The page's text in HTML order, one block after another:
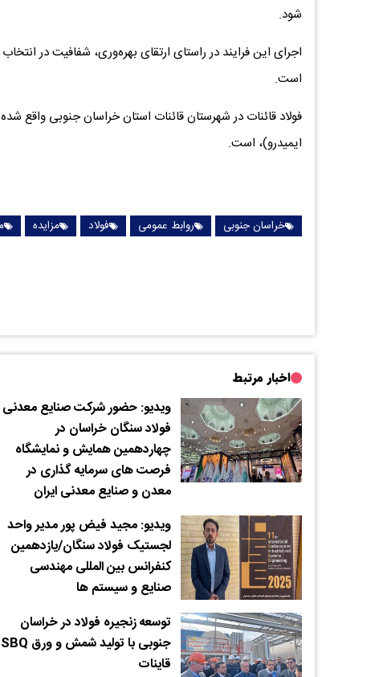
شود.
اجرای این فرایند در راستای ارتقای بهره‌وری، شفافیت در
است.
فولاد قائنات در شهرستان قائنات استان خراسان جنوبی واقع
ایمیدرو)، است.
خراسان جنوبی روابط عمومی فولاد مزایده
اخبار مرتبط
ویدیو: حضور شرکت صنایع معدنی
فولاد سنگان خراسان در
چهاردهمین همایش و نمایشگاه
فرصت های سرمایه گذاری در
معدن و صنایع معدنی ایران
ویدیو: مجید فیض پور مدیر واحد
لجستیک فولاد سنگان/یازدهمین
کنفرانس بین المللی مهندسی
صنایع و سیستم ها
توسعه زنجیره فولاد در خراسان
جنوبی با تولید شمش و ورق SBQ
قاینات